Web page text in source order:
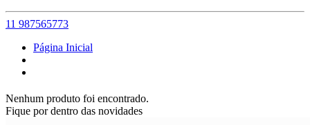
11 987565773
Página Inicial
Nenhum produto foi encontrado.
Fique por dentro das novidades